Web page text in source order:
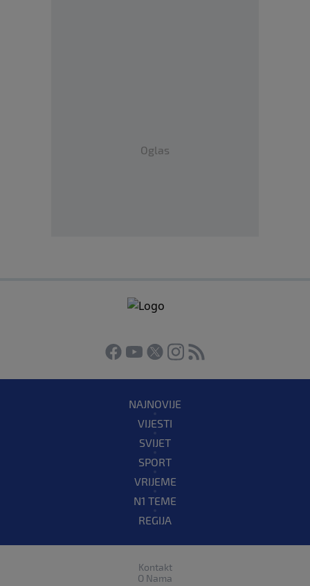
Oglas
NAJNOVIJE
VIJESTI
SVIJET
SPORT
VRIJEME
N1 TEME
REGIJA
Kontakt
O Nama